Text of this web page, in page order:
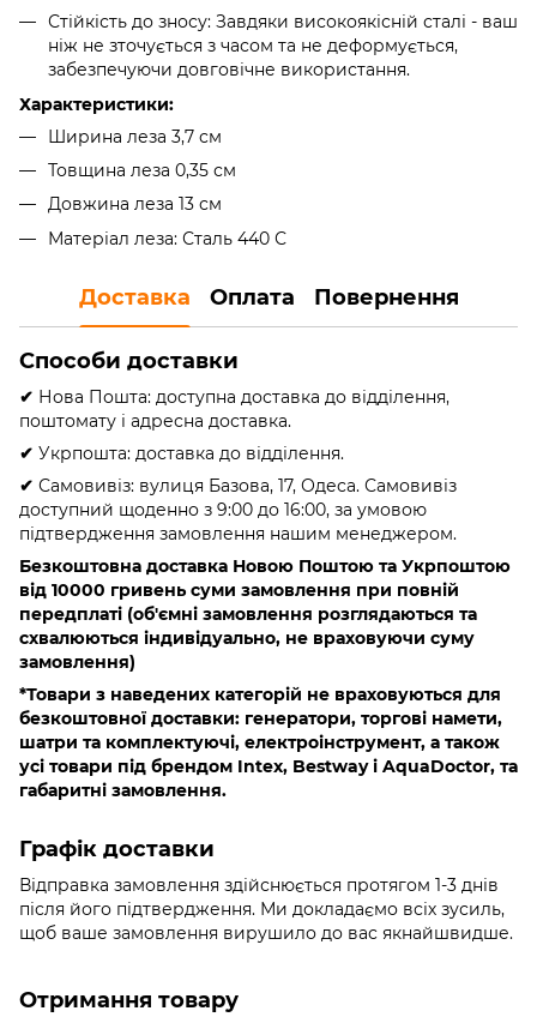
Стійкість до зносу: Завдяки високоякісній сталі - ваш
ніж не зточується з часом та не деформується,
забезпечуючи довговічне використання.
Характеристики:
Ширина леза 3,7 см
Товщина леза 0,35 см
Довжина леза 13 см
Матеріал леза: Сталь 440 С
Доставка Оплата Повернення
Способи доставки
✔ Нова Пошта: доступна доставка до відділення,
поштомату і адресна доставка.
✔ Укрпошта: доставка до відділення.
✔ Самовивіз: вулиця Базова, 17, Одеса. Самовивіз
доступний щоденно з 9:00 до 16:00, за умовою
підтвердження замовлення нашим менеджером.
Безкоштовна доставка Новою Поштою та Укрпоштою
від 10000 гривень суми замовлення при повній
передплаті (об'ємні замовлення розглядаються та
схвалюються індивідуально, не враховуючи суму
замовлення)
*Товари з наведених категорій не враховуються для
безкоштовної доставки: генератори, торгові намети,
шатри та комплектуючі, електроінструмент, а також
усі товари під брендом Intex, Bestway і AquaDoctor, та
габаритні замовлення.
Графік доставки
Відправка замовлення здійснюється протягом 1-3 днів
після його підтвердження. Ми докладаємо всіх зусиль,
щоб ваше замовлення вирушило до вас якнайшвидше.
Отримання товару